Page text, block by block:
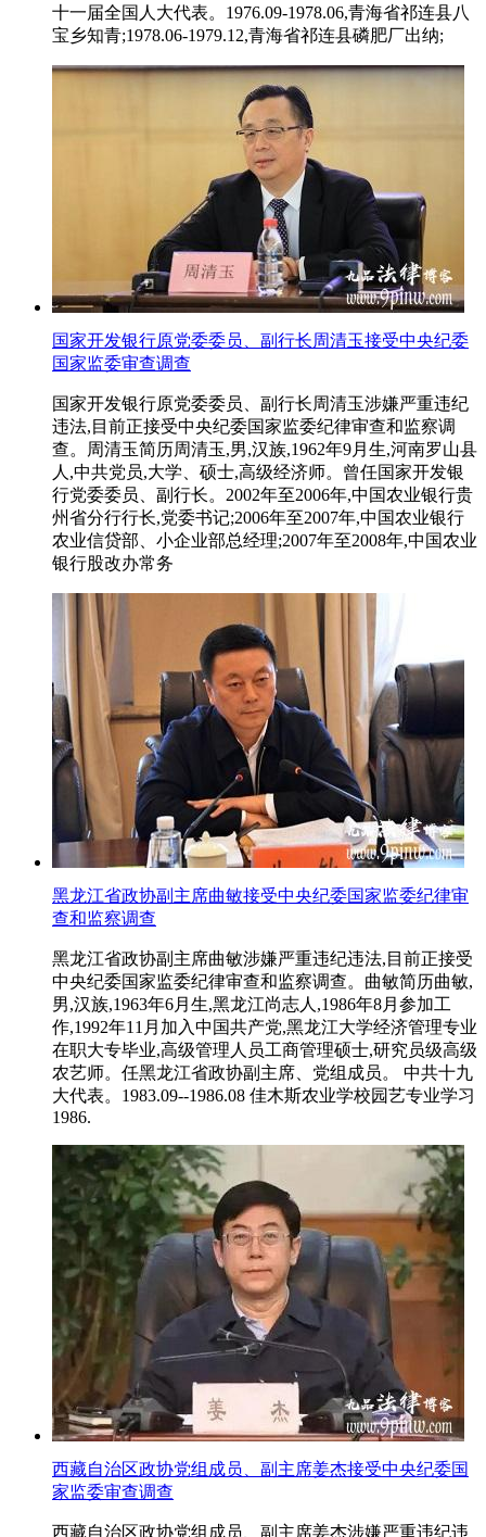
十一届全国人大代表。1976.09-1978.06,青海省祁连县八
宝乡知青;1978.06-1979.12,青海省祁连县磷肥厂出纳;
国家开发银行原党委委员、副行长周清玉接受中央纪委
国家监委审查调查
国家开发银行原党委委员、副行长周清玉涉嫌严重违纪
违法,目前正接受中央纪委国家监委纪律审查和监察调
查。周清玉简历周清玉,男,汉族,1962年9月生,河南罗山县
人,中共党员,大学、硕士,高级经济师。曾任国家开发银
行党委委员、副行长。2002年至2006年,中国农业银行贵
州省分行行长,党委书记;2006年至2007年,中国农业银行
农业信贷部、小企业部总经理;2007年至2008年,中国农业
银行股改办常务
黑龙江省政协副主席曲敏接受中央纪委国家监委纪律审
查和监察调查
黑龙江省政协副主席曲敏涉嫌严重违纪违法,目前正接受
中央纪委国家监委纪律审查和监察调查。曲敏简历曲敏,
男,汉族,1963年6月生,黑龙江尚志人,1986年8月参加工
作,1992年11月加入中国共产党,黑龙江大学经济管理专业
在职大专毕业,高级管理人员工商管理硕士,研究员级高级
农艺师。任黑龙江省政协副主席、党组成员。 中共十九
大代表。1983.09--1986.08 佳木斯农业学校园艺专业学习
1986.
西藏自治区政协党组成员、副主席姜杰接受中央纪委国
家监委审查调查
西藏自治区政协党组成员、副主席姜杰涉嫌严重违纪违